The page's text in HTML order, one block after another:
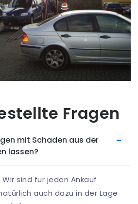
Fragen
mit Schaden aus der
lassen?
sind für jeden Ankauf
auch dazu in der Lage